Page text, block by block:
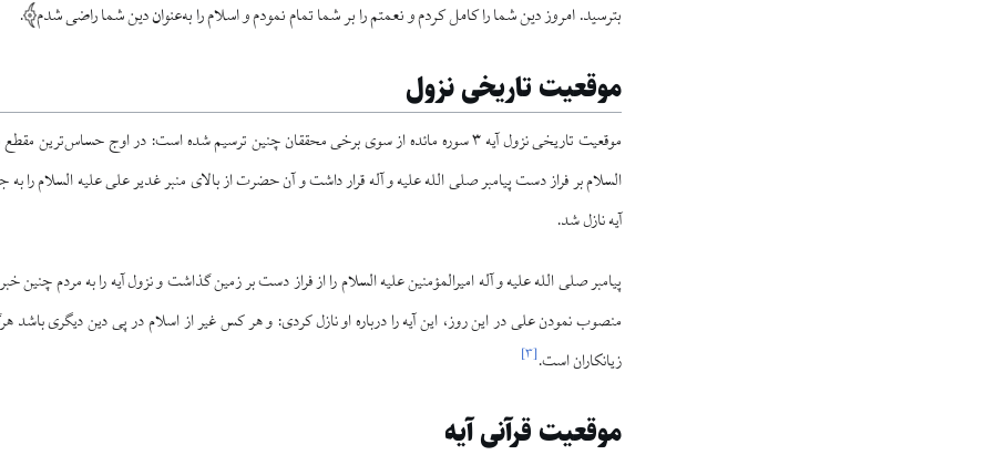
بترسید. امروز دین شما را کامل کردم و نعمتم را بر شما تمام نمودم و اسلام را به‌عنوان دین شما راضی شدم .
موقعیت تاریخی نزول
موقعیت تاریخی نزول آیه ۳ سوره مائده از سوی برخی محققان چنین ترسیم شده است: در اوج
السلام بر فراز دست پیامبر صلی الله علیه و آله قرار داشت و آن حضرت از بالای منبر غدیر علی علیه السلام را
آیه نازل شد.
پیامبر صلی الله علیه و آله امیرالمؤمنین علیه السلام را از فراز دست بر زمین گذاشت و نزول آیه را به مردم چنین
منصوب نمودن علی در این روز، این آیه را درباره او نازل کردی: و هر کس غیر از اسلام در پی دین دیگری باشد
زیانکاران است.[۳]
موقعیت قرآنی آیه